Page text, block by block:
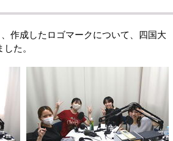
作成したロゴマークについて、四国大
た。